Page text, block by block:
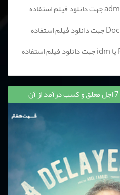
در گوشی های اندروید از برنامه adm جهت دانلود فیلم استفاده
در گوشی ios از برنامه Documents جهت دانلود فیلم استفاده
در کامپیوتر از برنامه Flash Get یا idm جهت دانلود فیلم استفاده